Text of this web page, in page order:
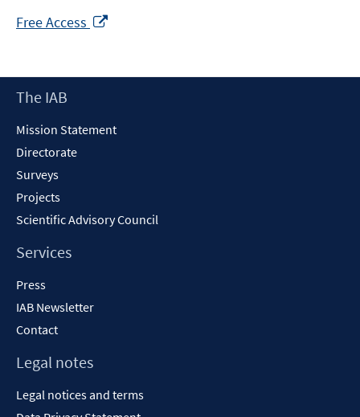
Free Access
new
Footer
The IAB
Mission Statement
Directorate
Surveys
Projects
Scientific Advisory Council
Services
Press
IAB Newsletter
Contact
Legal notes
Legal notices and terms